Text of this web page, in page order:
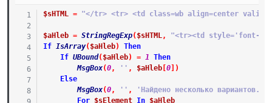
$sHTML = "</tr> <tr> <td class=wb align=center
$aHleb = StringRegExp( $sHTML,
"<tr><td style='font-
If IsArray( $aHleb)
Then
If UBound( $aHleb) = 1 Then
MsgBox(0, '' , $aHleb[ 0]
)
Else
MsgBox(0, '' , 'Найдено несколько вариантов.'
For
$sElement In
$aHleb